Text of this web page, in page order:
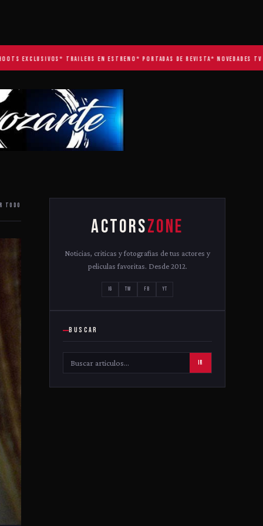
* TRAILERS EN ESTRENO* PORTADAS DE REVISTA* NOVEDADES TV
TODO
ACTORSZONE
Noticias, criticas y fotografias de tus actores y
peliculas favoritas. Desde 2012.
IG TW FB YT
BUSCAR
IR